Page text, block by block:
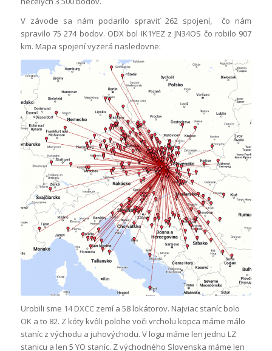
V závode sa nám podarilo spraviť 262 spojení, čo nám
spravilo 75 274 bodov. ODX bol IK1YEZ z JN34OS čo robilo 907
km. Mapa spojení vyzerá nasledovne:
Urobili sme 14 DXCC zemí a 58 lokátorov. Najviac staníc bolo
OK a to 82. Z kóty kvôli polohe voči vrcholu kopca máme málo
staníc z východu a juhovýchodu. V logu máme len jednu LZ
stanicu a len 5 YO staníc. Z východného Slovenska máme len